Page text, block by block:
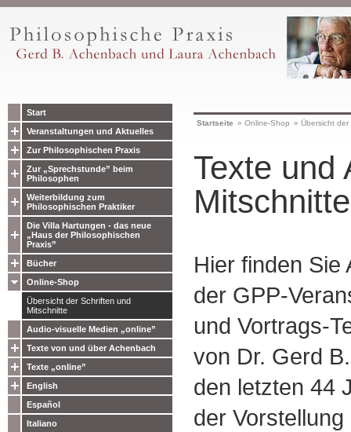
Start
Veranstaltungen und Aktuelles
Zur Philosophischen Praxis
Zur „Sprechstunde” beim
Philosophen
Weiterbildung zum
Philosophischen Praktiker
Die Villa Hartungen - das neue
„Haus der Philosophischen
Praxis”
Bücher
Online-Shop
Übersicht der Schriften und
Mitschnitte
Audio-visuelle Medien „online”
Texte von und über Achenbach
Texte „online”
English
Español
Italiano
Startseite » Online-Shop » Übersicht
Texte und
Mitschnitte
Hier finden Sie
der GPP-
und Vortrags-
von Dr. Gerd
den letzten 44
der